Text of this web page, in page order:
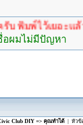
เยอะแล้ว หาอ่าน
อผมไม่มีปัญหา
Club DIY => คุณทำได้| หัวข้